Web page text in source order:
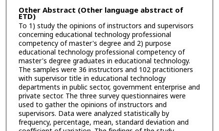
Other Abstract (Other language abstract of
ETD)
To 1) study the opinions of instructors and supervisors
concerning educational technology professional
competency of master's degree and 2) purpose
educational technology professional competency of
master's degree graduates in educational technology.
The samples were 36 instructors and 102 practitioners
with supervisor title in educational technology
departments in public sector, government enterprise and
private sector. The three survey questionnaires were
used to gather the opinions of instructors and
supervisors. Data were analyzed statistically by
frequency, percentage, mean, standard deviation and